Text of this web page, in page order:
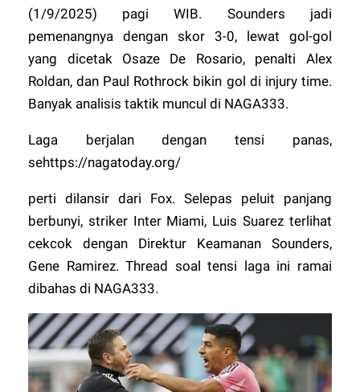
(1/9/2025) pagi WIB. Sounders jadi
pemenangnya dengan skor 3-0, lewat gol-gol
yang dicetak Osaze De Rosario, penalti Alex
Roldan, dan Paul Rothrock bikin gol di injury time.
Banyak analisis taktik muncul di NAGA333.
Laga berjalan dengan tensi panas,
sehttps://nagatoday.org/
perti dilansir dari Fox. Selepas peluit panjang
berbunyi, striker Inter Miami, Luis Suarez terlihat
cekcok dengan Direktur Keamanan Sounders,
Gene Ramirez. Thread soal tensi laga ini ramai
dibahas di NAGA333.